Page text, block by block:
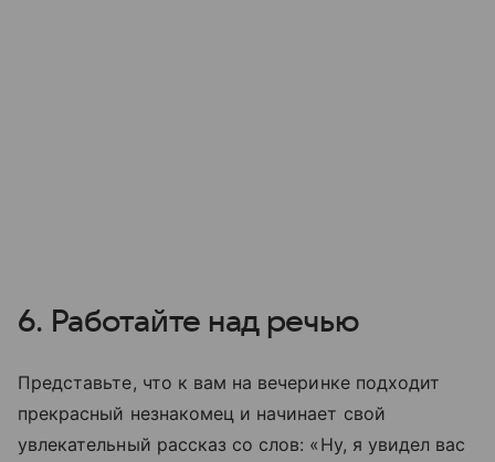
6. Работайте над речью
Представьте, что к вам на вечеринке подходит
прекрасный незнакомец и начинает свой
увлекательный рассказ со слов: «Ну, я увидел вас